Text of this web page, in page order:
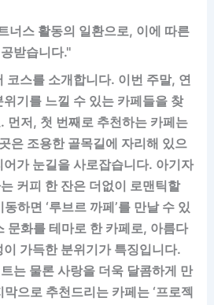
너스 활동의 일환으로, 이에 따른
받습니다."
코스를 소개합니다. 이번 주말, 연
기를 느낄 수 있는 카페들을 찾
먼저, 첫 번째로 추천하는 카페는
은 조용한 골목길에 자리해 있으
가 눈길을 사로잡습니다. 아기자
커피 한 잔은 더없이 로맨틱할
하면 ‘루브르 까페’를 만날 수 있
문화를 테마로 한 카페로, 아름다
가득한 분위기가 특징입니다.
는 물론 사랑을 더욱 달콤하게 만
으로 추천드리는 카페는 ‘프로젝